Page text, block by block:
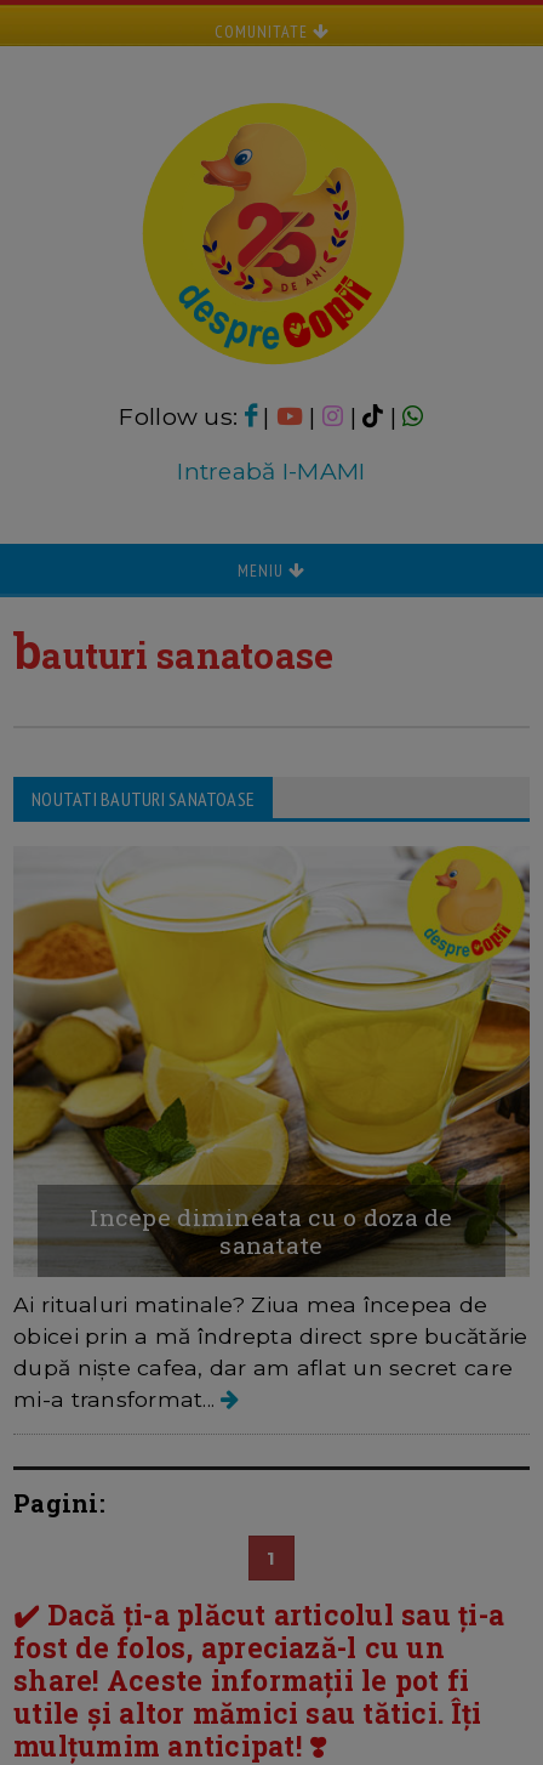
COMUNITATE
Follow us: | | |
|
Intreabă I-MAMI
MENIU
bauturi sanatoase
NOUTATI BAUTURI SANATOASE
Incepe dimineata cu o doza de
sanatate
Ai ritualuri matinale? Ziua mea începea de
obicei prin a mă îndrepta direct spre bucătărie
după niște cafea, dar am aflat un secret care
mi-a transformat...
Pagini:
1
✔️ Dacă ți-a plăcut articolul sau ți-a
fost de folos, apreciază-l cu un
share! Aceste informații le pot fi
utile și altor mămici sau tătici. Îți
mulțumim anticipat! ❣️